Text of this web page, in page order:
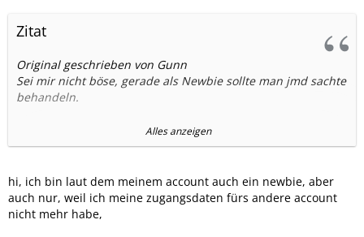
Zitat
Original geschrieben von Gunn
Sei mir nicht böse, gerade als Newbie sollte man jmd sachte
behandeln.
Aber warum stellst du eine solche Vorlage in einem
Mobilfunkforum?
Viel Erfolg und willkommen im Forum.
Alles anzeigen
hi, ich bin laut dem meinem account auch ein newbie, aber
auch nur, weil ich meine zugangsdaten fürs andere account
nicht mehr habe,